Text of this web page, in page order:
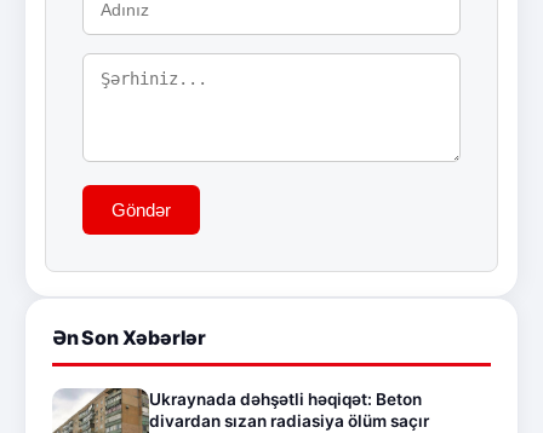
Göndər
Ən Son Xəbərlər
Ukraynada dəhşətli həqiqət: Beton
divardan sızan radiasiya ölüm saçır